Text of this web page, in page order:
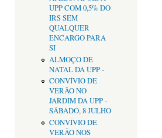
UPP COM 0,5% DO
IRS SEM
QUALQUER
ENCARGO PARA
SI
ALMOÇO DE
NATAL DA UPP -
CONVÍVIO DE
VERÃO NO
JARDIM DA UPP -
SÁBADO, 8 JULHO
CONVÍVIO DE
VERÃO NOS